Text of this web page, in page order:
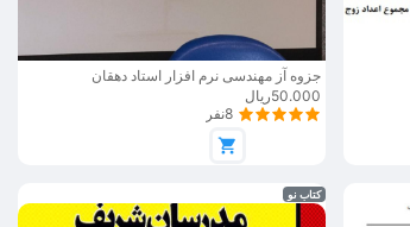
جزوه آز مهندسی نرم افزار استاد دهقان
50.000ریال
8نفر
کتاب نو